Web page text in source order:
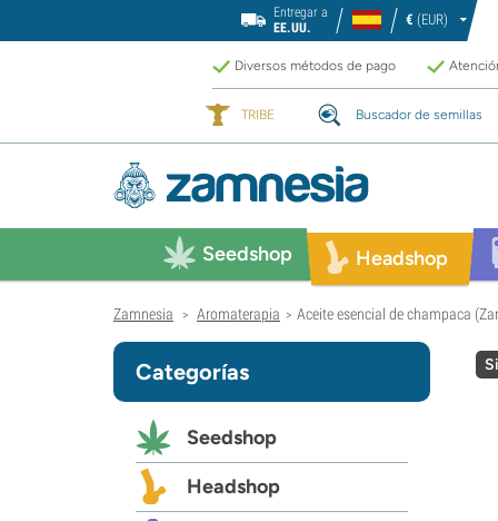
Entregar a
EE.UU.
€ (EUR)
Diversos métodos de pago
TRIBE Buscador de semillas
Seedshop Headshop
Zamnesia > Aromaterapia > Aceite esencial de champaca
Categorías
Seedshop
Headshop